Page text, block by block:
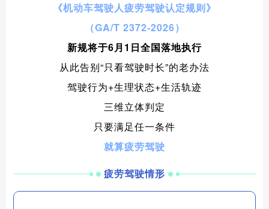
《机动车驾驶人疲劳驾驶认定规则》
（GA/T 2372-2026）
新规将于6月1日全国落地执行
从此告别“只看驾驶时长”的老办法
驾驶行为+生理状态+生活轨迹
三维立体判定
只要满足任一条件
就算疲劳驾驶
疲劳驾驶情形